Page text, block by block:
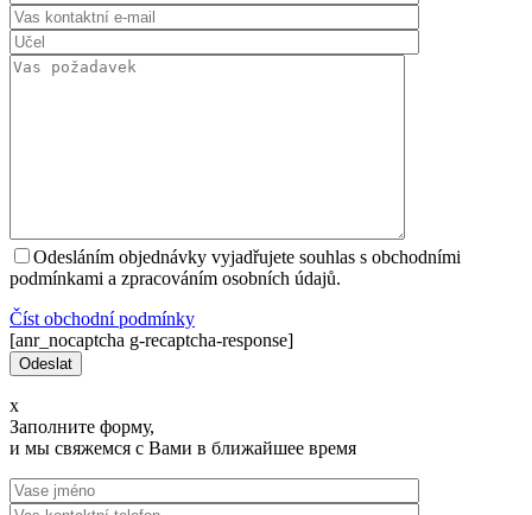
Odesláním objednávky vyjadřujete souhlas s obchodními
podmínkami a zpracováním osobních údajů.
Číst оbchodní podmínky
[anr_nocaptcha g-recaptcha-response]
x
Заполните форму,
и мы свяжемся с Вами в ближайшее время